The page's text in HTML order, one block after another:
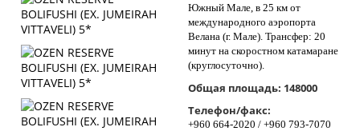
Южный Мале, в 25 км от
международного аэропорта
Велана (г. Мале). Трансфер: 20
минут на скоростном катамаране
(круглосуточно).
Общая площадь: 148000
Телефон/факс:
+960 664-2020 / +960 793-7070